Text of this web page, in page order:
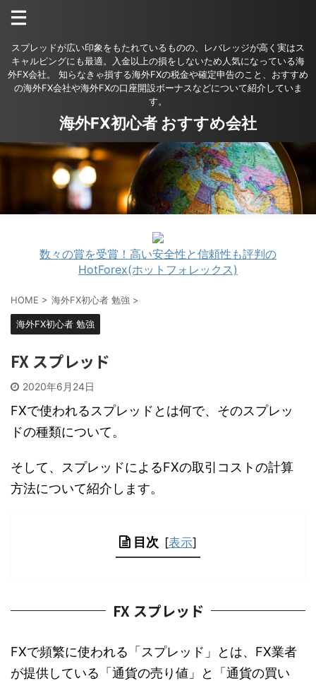
スプレッドが広い印象をもたれているものの、レバレッジが高く実はス
キャルピングにも最適。入金以上の損をしないため人気になっている海
外FX会社。 知らなきゃ損する海外FXの税金や確定申告のこと、おすすめ
の海外FX会社や海外FXの口座開設ボーナスなどについて紹介していま
す。
海外FX初心者 おすすめ会社
数々の賞を受賞！高い安全性と信頼性も評判の
HotForex(ホットフォレックス)
HOME > 海外FX初心者 勉強 >
海外FX初心者 勉強
FX スプレッド
2020年6月24日
FXで使われるスプレッドとは何で、そのスプレッ
ドの種類について。
そして、スプレッドによるFXの取引コストの計算
方法について紹介します。
目次 [表示]
FX スプレッド
FXで頻繁に使われる「スプレッド」とは、FX業者
が提供している「通貨の売り値」と「通貨の買い